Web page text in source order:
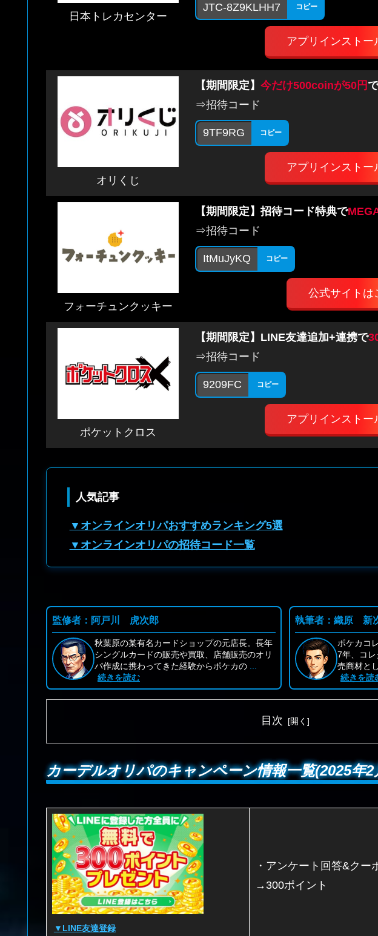
日本トレカセンター
JTC-8Z9KLHH7 コピー
アプリインストー
オリくじ
【期間限定】 今だけ500coinが50円
⇒招待コード
9TF9RG コピー
アプリインストー
フォーチュンクッキー
【期間限定】招待コード特典で
⇒招待コード
ItMuJyKQ コピー
公式サイトは
ポケットクロス
【期間限定】LINE友達追加+連携で
⇒招待コード
9209FC コピー
アプリインストー
人気記事
▼オンラインオリパおすすめランキング5選
▼オンラインオリパの招待コード一覧
監修者：阿戸川 虎次郎
秋葉原の某有名カードショップの元店長。長年
シングルカードの販売や買取、店舗販売のオリ
パ作成に携わってきた経験からポケカの
続きを読む
執筆者：織原 新
ポケカコ
7年、コ
売商材と
続きを読
目次
カーデルオリパのキャンペーン情報一覧(2025年2
▼LINE友達登録
・アンケート回答&クー
→300ポイント